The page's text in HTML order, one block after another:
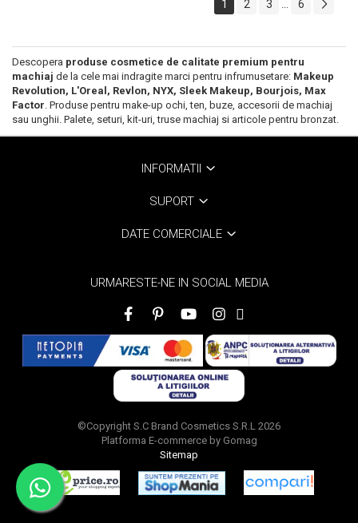
1 2 3 ... 6
Descopera produse cosmetice de calitate premium pentru
machiaj de la cele mai indragite marci pentru infrumusetare: Makeup
Revolution, L'Oreal, Revlon, NYX, Sleek Makeup, Bourjois, Max
Factor. Produse pentru make-up ochi, ten, buze, accesorii de machiaj
sau unghii. Palete, seturi, kit-uri, truse machiaj si articole pentru bronzat.
INFORMATII
SUPORT
DATE COMERCIALE
URMARESTE-NE IN SOCIAL MEDIA
©Copyright S.C Brand Cosmetics S.R.L 2026
Platforma E-commerce by Gomag
Sitemap